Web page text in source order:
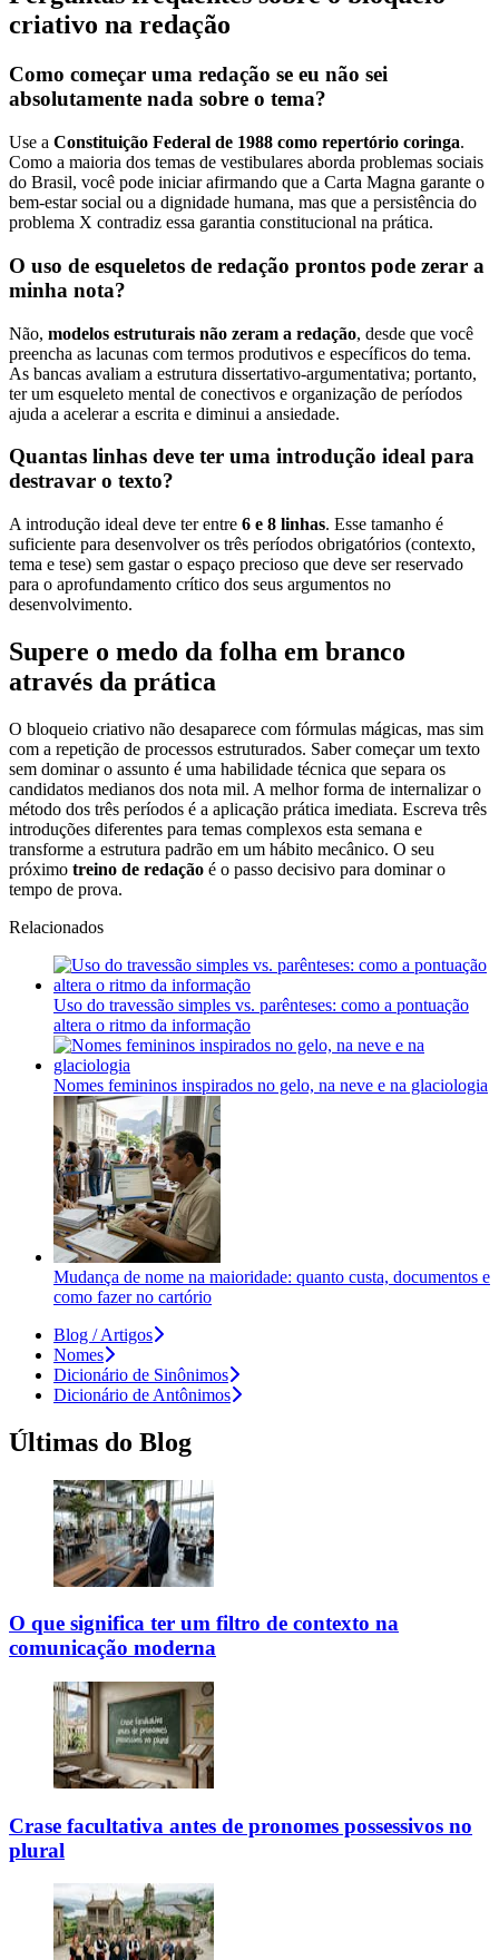
criativo na redação
Como começar uma redação se eu não sei
absolutamente nada sobre o tema?
Use a Constituição Federal de 1988 como repertório coringa.
Como a maioria dos temas de vestibulares aborda problemas sociais
do Brasil, você pode iniciar afirmando que a Carta Magna garante o
bem-estar social ou a dignidade humana, mas que a persistência do
problema X contradiz essa garantia constitucional na prática.
O uso de esqueletos de redação prontos pode zerar a
minha nota?
Não, modelos estruturais não zeram a redação, desde que você
preencha as lacunas com termos produtivos e específicos do tema.
As bancas avaliam a estrutura dissertativo-argumentativa; portanto,
ter um esqueleto mental de conectivos e organização de períodos
ajuda a acelerar a escrita e diminui a ansiedade.
Quantas linhas deve ter uma introdução ideal para
destravar o texto?
A introdução ideal deve ter entre 6 e 8 linhas. Esse tamanho é
suficiente para desenvolver os três períodos obrigatórios (contexto,
tema e tese) sem gastar o espaço precioso que deve ser reservado
para o aprofundamento crítico dos seus argumentos no
desenvolvimento.
Supere o medo da folha em branco
através da prática
O bloqueio criativo não desaparece com fórmulas mágicas, mas sim
com a repetição de processos estruturados. Saber começar um texto
sem dominar o assunto é uma habilidade técnica que separa os
candidatos medianos dos nota mil. A melhor forma de internalizar o
método dos três períodos é a aplicação prática imediata. Escreva três
introduções diferentes para temas complexos esta semana e
transforme a estrutura padrão em um hábito mecânico. O seu
próximo treino de redação é o passo decisivo para dominar o
tempo de prova.
Relacionados
Uso do travessão simples vs. parênteses: como a pontuação
altera o ritmo da informação
Nomes femininos inspirados no gelo, na neve e na glaciologia
Mudança de nome na maioridade: quanto custa, documentos e
como fazer no cartório
Blog / Artigos
Nomes
Dicionário de Sinônimos
Dicionário de Antônimos
Últimas do Blog
O que significa ter um filtro de contexto na
comunicação moderna
Crase facultativa antes de pronomes possessivos no
plural